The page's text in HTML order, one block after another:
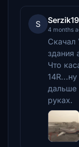
S
4 months
Скачал
здания
Что
дальше
руках.